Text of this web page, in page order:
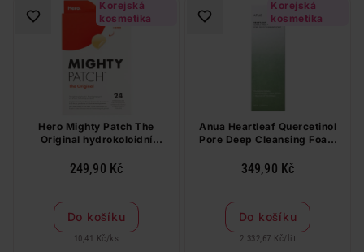
Korejská
kosmetika
Hero Mighty Patch The
Original hydrokoloidní
249,90 Kč
Do košíku
10,41 Kč / ks
Korejská
kosmetika
Anua Heartleaf Quercetinol
Pore Deep Cleansing Foam
349,90 Kč
Do košíku
2 332,67 Kč/ lit